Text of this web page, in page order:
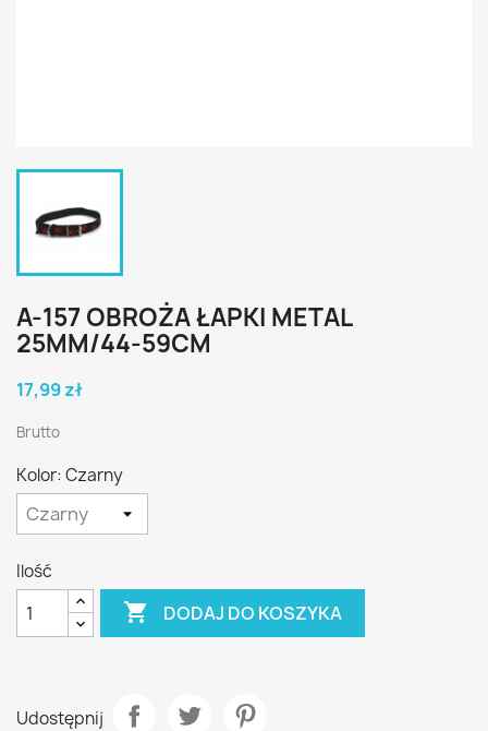
A-157 OBROŻA ŁAPKI METAL
25MM/44-59CM
17,99 zł
Brutto
Kolor: Czarny
Ilość
 DODAJ DO KOSZYKA
Udostępnij